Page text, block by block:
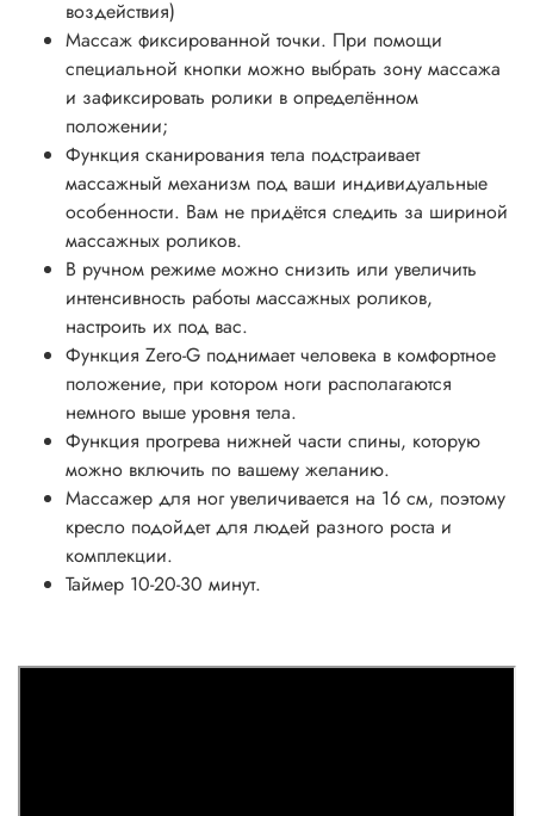
воздействия)
Массаж фиксированной точки. При помощи
специальной кнопки можно выбрать зону массажа
и зафиксировать ролики в определённом
положении;
Функция сканирования тела подстраивает
массажный механизм под ваши индивидуальные
особенности. Вам не придётся следить за шириной
массажных роликов.
В ручном режиме можно снизить или увеличить
интенсивность работы массажных роликов,
настроить их под вас.
Функция Zero-G поднимает человека в комфортное
положение, при котором ноги располагаются
немного выше уровня тела.
Функция прогрева нижней части спины, которую
можно включить по вашему желанию.
Массажер для ног увеличивается на 16 см, поэтому
кресло подойдет для людей разного роста и
комплекции.
Таймер 10-20-30 минут.